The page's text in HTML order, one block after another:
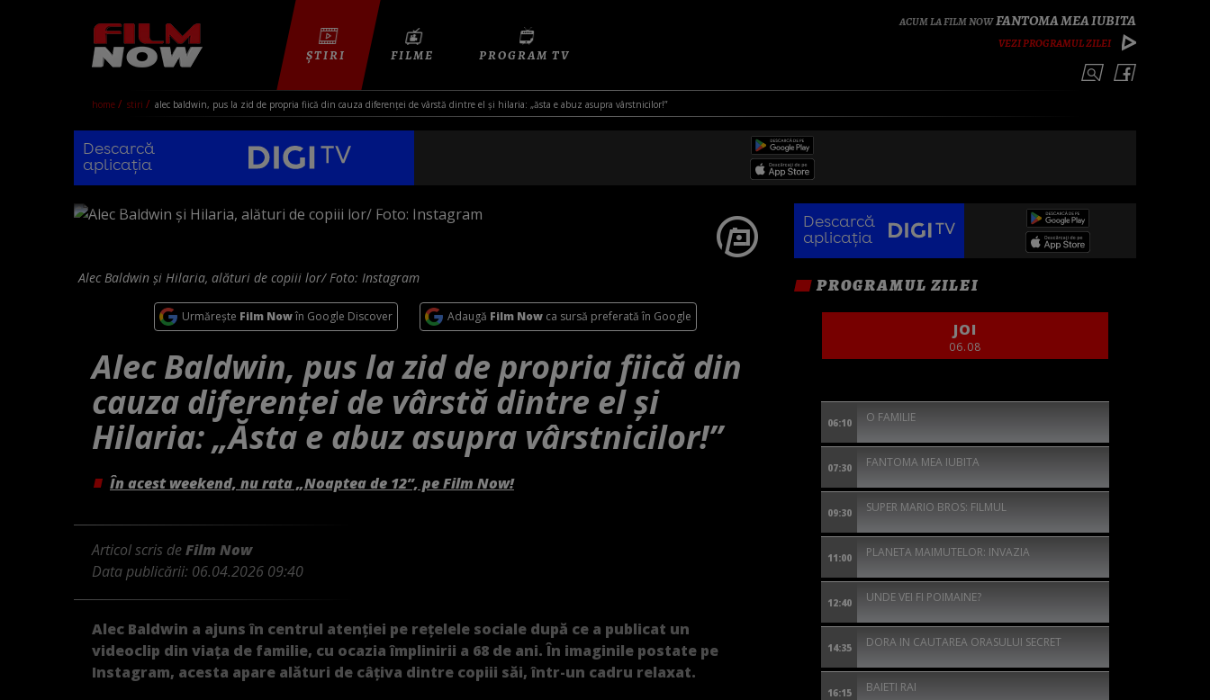
FANTOMA MEA IUBITA
VEZI PROGRAMUL ZILEI
ȘTIRI FILME PROGRAM TV
home stiri alec baldwin, pus la zid de propria fiică din cauza diferenței de vârstă dintre el și hilaria: „ăsta e abuz asupra vârstnicilor!”
Descarcă
aplicația
Alec Baldwin și Hilaria, alături de copiii lor/ Foto: Instagram
Urmărește Film Nowîn Google Discover Adaugă Film Nowca sursă preferată în Google
Alec Baldwin, pus la zid de propria fiică din
cauza diferenței de vârstă dintre el și
Hilaria: „Ăsta e abuz asupra vârstnicilor!”
În acest weekend, nu rata „Noaptea de 12”, pe Film Now!
Articol scris deFilm Now
Data publicării: 06.04.2026 09:40
Alec Baldwin a ajuns în centrul atenției pe rețelele sociale după ce a publicat un
videoclip din viața de familie, cu ocazia împlinirii a 68 de ani. În imaginile postate pe
Instagram, acesta apare alături de câțiva dintre copiii săi, într-un cadru relaxat.
Descarcă
aplicația
PROGRAMUL ZILEI
JOI
06.08
06:10 O FAMILIE
07:30 FANTOMA MEA IUBITA
09:30 SUPER MARIO BROS: FILMUL
11:00 PLANETA MAIMUTELOR: INVAZIA
12:40 UNDE VEI FI POIMAINE?
14:35 DORA IN CAUTAREA ORASULUI SECRET
16:15 BAIETI RAI